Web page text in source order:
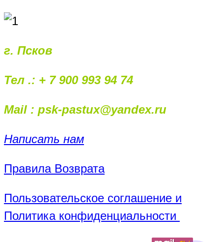
г. Псков
Тел .: + 7 900 993 94 74
Mail : psk-pastux@yandex.ru
Написать нам
Правила Возврата
Пользовательское соглашение и
Политика конфиденциальности